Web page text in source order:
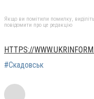
Якщо ви помітили помилку,
повідомити про це редакцію
HTTPS://
#Скадовськ